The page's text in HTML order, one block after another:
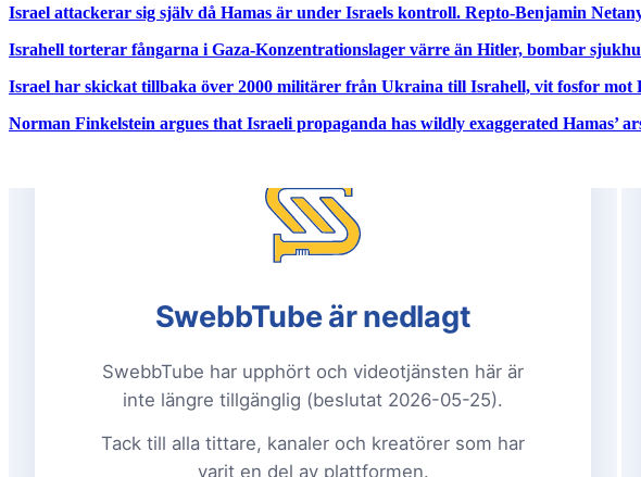
Israel attackerar sig själv då Hamas är under Israels kontroll. Repto-Benjamin
Israhell torterar fångarna i Gaza-Konzentrationslager värre än Hitler, bombar
Israel har skickat tillbaka över 2000 militärer från Ukraina till Israhell, vit fosfor mot
Norman Finkelstein argues that Israeli propaganda has wildly exaggerated Hamas’